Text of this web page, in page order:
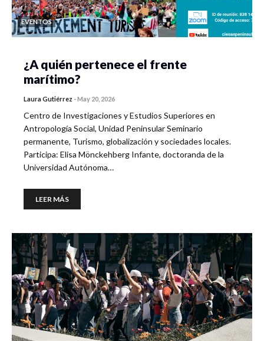
EVENTOS
¿A quién pertenece el frente
marítimo?
Laura Gutiérrez -May 20, 2026
Centro de Investigaciones y Estudios Superiores en
Antropología Social, Unidad Peninsular Seminario
permanente, Turismo, globalización y sociedades locales.
Participa: Elisa Mönckehberg Infante, doctoranda de la
Universidad Autónoma…
LEER MÁS